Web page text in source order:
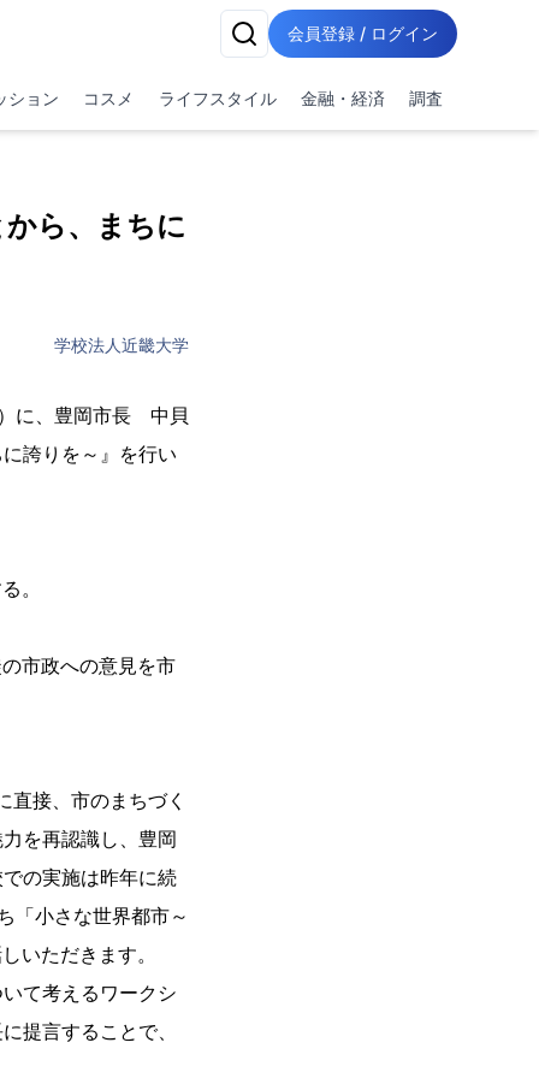
会員登録 / ログイン
ション コスメ ライフスタイル 金融・経済 調査
ら、まちに
学校法人近畿大学
に、豊岡市長 中貝
誇りを～』を行い
。
市政への意見を市
接、市のまちづく
を再認識し、豊岡
の実施は昨年に続
「小さな世界都市～
いただきます。
て考えるワークシ
提言することで、